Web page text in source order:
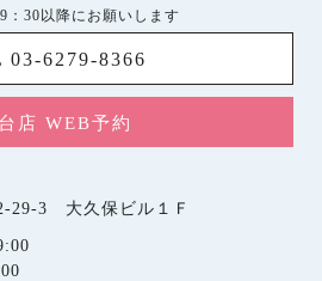
30以降にお願いします
03-6279-8366
店 WEB予約
29-3 大久保ビル１Ｆ